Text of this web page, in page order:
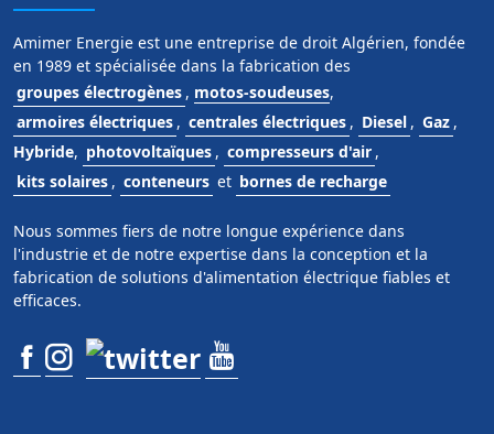
Amimer Energie est une entreprise de droit Algérien, fondée
en 1989 et spécialisée dans la fabrication des
groupes électrogènes , motos-soudeuses,
armoires électriques , centrales électriques , Diesel , Gaz ,
Hybride, photovoltaïques , compresseurs d'air ,
kits solaires , conteneurs et bornes de recharge
Nous sommes fiers de notre longue expérience dans
l'industrie et de notre expertise dans la conception et la
fabrication de solutions d'alimentation électrique fiables et
efficaces.